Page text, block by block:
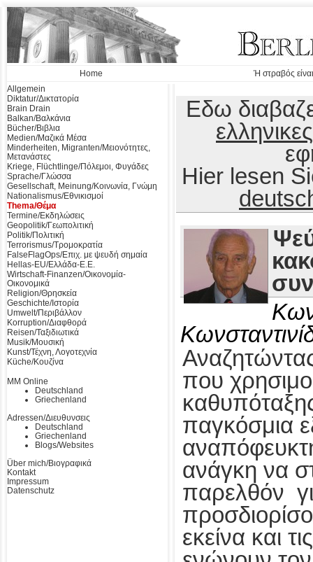
Home
Ή στραβός
Allgemein
Diktatur/Δικτατορία
Brain Drain
Balkan/Βαλκάνια
Bücher/Βιβλια
Medien/Μαζικά Μέσα
Minderheiten, Migranten/Μειονότητες,
Μετανάστες
Kriege, Flüchtlinge/Πόλεμοι, Φυγάδες
Sprache/Γλώσσα
Gesellschaft, Meinung/Κοινωνία, Γνώμη
Nationalismus/Εθνικισμοί
Thema/Θέμα
Termine/Εκδηλώσεις
Geopolitik/Γεωπολιτική
Politik/Πολιτική
Terrorismus/Τρομοκρατία
FalseFlagOps/Επιχ. με ψευδή σημαία
Hellas-EU/Ελλάδα-Ε.Ε.
Wirtschaft-Finanzen/Οικονομία-
Οικονομικά
Religion/Θρησκεία
Geschichte/Ιστορία
Umwelt/Περιβάλλον
Korruption/Διαφθορά
Reisen/Ταξιδιωτικά
Musik/Μουσική
Kunst/Τέχνη, Λογοτεχνία
Küche/Κουζίνα
MM Online
Deutschland
Griechenland
Adressen/Διευθυνσεις
Deutschland
Griechenland
Blogs/Websites
Über mich/Βιογραφικά
Kontakt
Impressum
Datenschutz
Εδω
ελληνικες
Hier lesen
που
παγκόσμια
ανάγκη να
παρελθόν
εκείνα και